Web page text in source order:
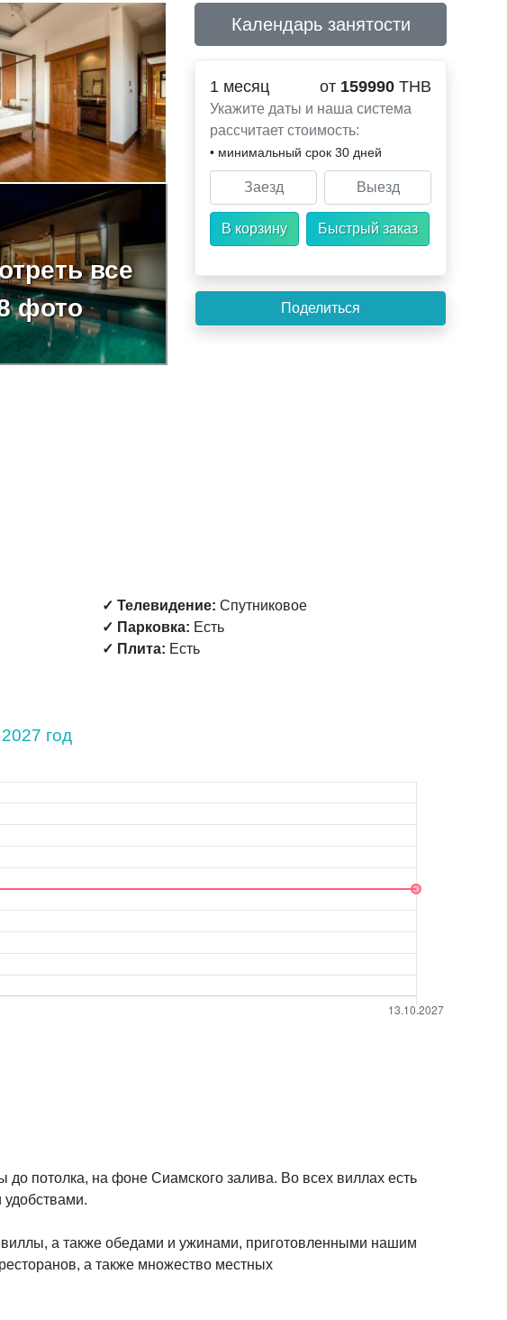
все
фото
Календарь занятости
1 месяц от 159990 THB
Укажите даты и наша система
рассчитает стоимость:
• минимальный срок 30 дней
✓ Телевидение: Спутниковое
✓ Парковка: Есть
✓ Плита: Есть
год
до потолка, на фоне Сиамского залива. Во всех виллах есть
а также обедами и ужинами, приготовленными нашим
а также множество местных